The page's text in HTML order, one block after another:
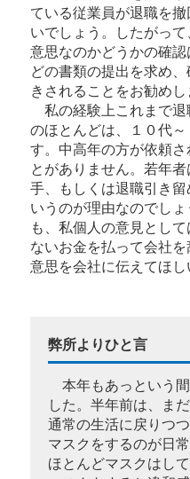
ている従業員が退職を
いでしょう。したがっ
意思なのかどうかの確
どの書類の提出を求め
きされることをお勧めし
私の経験上これまで退
のほとんどは、１０代
す。中高年の方が依頼
とがありません。若年
手、もしくは退職引き
いうのが理由なのでし
も、私個人の意見とし
ないお金を払って会社
意思を会社に伝えてほし
弊所よりひと言
本年もあっという
した。半年前は、ま
通常の生活に戻りつ
マスクをするのが日
ほとんどマスクはし